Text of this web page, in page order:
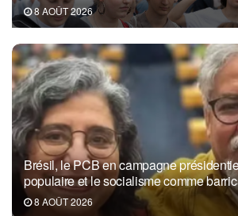
8 AOÛT 2026
Brésil, le PCB en campagne
populaire et le socialisme comme
8 AOÛT 2026